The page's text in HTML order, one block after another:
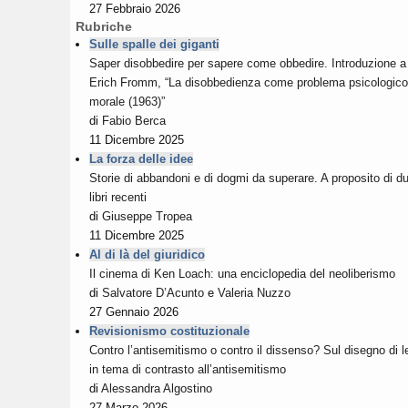
27 Febbraio 2026
Rubriche
Sulle spalle dei giganti
Saper disobbedire per sapere come obbedire. Introduzione a
Erich Fromm, “La disobbedienza come problema
morale (1963)”
di Fabio Berca
11 Dicembre 2025
La forza delle idee
Storie di abbandoni e di dogmi da superare. A proposito di
libri recenti
di Giuseppe Tropea
11 Dicembre 2025
Al di là del giuridico
Il cinema di Ken Loach: una enciclopedia del neoliberismo
di Salvatore D’Acunto e Valeria Nuzzo
27 Gennaio 2026
Revisionismo costituzionale
Contro l’antisemitismo o contro il dissenso? Sul disegno di
in tema di contrasto all’antisemitismo
di Alessandra Algostino